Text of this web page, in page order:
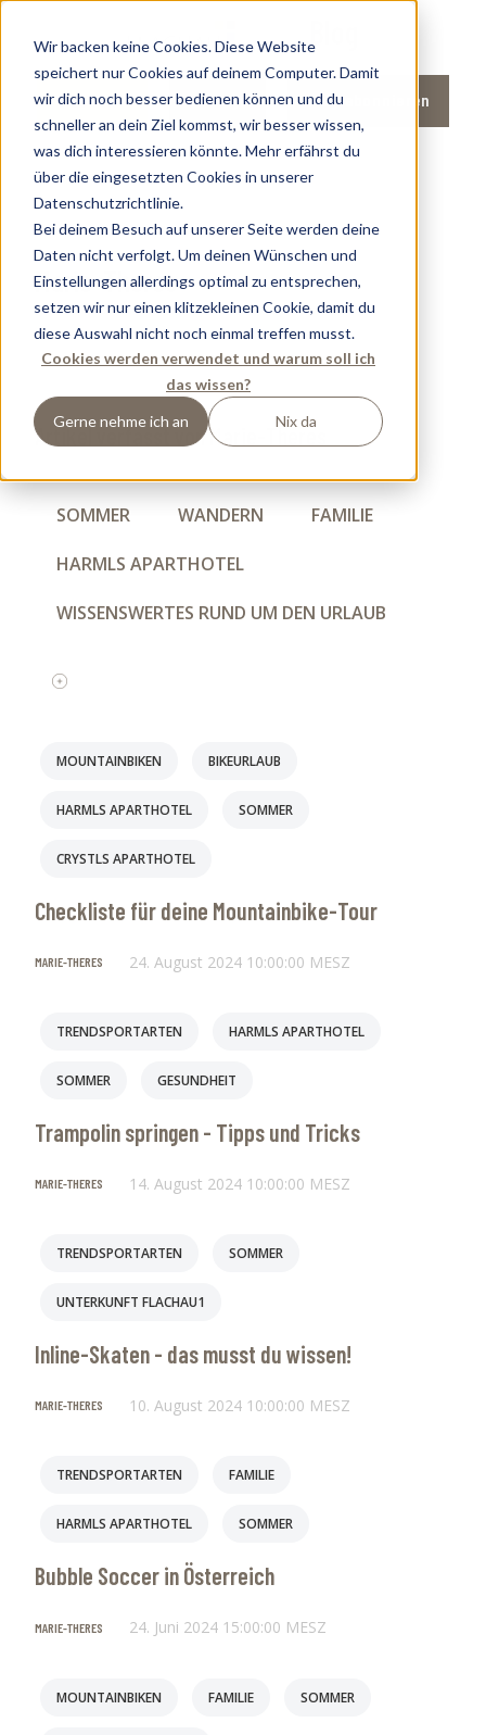
Wir backen keine Cookies. Diese Website
speichert nur Cookies auf deinem Computer. Damit
wir dich noch besser bedienen können und du
schneller an dein Ziel kommst, wir besser wissen,
was dich interessieren könnte. Mehr erfährst du
über die eingesetzten Cookies in unserer
Datenschutzrichtlinie.
Bei deinem Besuch auf unserer Seite werden deine
Daten nicht verfolgt. Um deinen Wünschen und
Einstellungen allerdings optimal zu entsprechen,
setzen wir nur einen klitzekleinen Cookie, damit du
diese Auswahl nicht noch einmal treffen musst.
Cookies werden verwendet und warum soll ich
das wissen?
Gerne nehme ich an Nix da
Buchen Anfrage Blog abonnieren
Marie-Theres
Artikel verfasst von Marie-Theres
SOMMER WANDERN FAMILIE
HARMLS APARTHOTEL
WISSENSWERTES RUND UM DEN URLAUB
CRYSTLS APARTHOTEL
ALTERNATIVE ZUM BIKEN
TRENDSPORTARTEN
STEAKHAUS SCHUSTERHÄUSL
ALTERNATIVEN ZUR PISTE
SKIFAHREN & SNOWBOARDEN
VORBEREITUNG
MOUNTAINBIKEN BIKEURLAUB
HARMLS APARTHOTEL SOMMER
CRYSTLS APARTHOTEL
Checkliste für deine Mountainbike-Tour
MARIE-THERES 24. August 2024 10:00:00 MESZ
TRENDSPORTARTEN HARMLS APARTHOTEL
SOMMER GESUNDHEIT
Trampolin springen - Tipps und Tricks
MARIE-THERES 14. August 2024 10:00:00 MESZ
TRENDSPORTARTEN SOMMER
UNTERKUNFT FLACHAU1
Inline-Skaten - das musst du wissen!
MARIE-THERES 10. August 2024 10:00:00 MESZ
TRENDSPORTARTEN FAMILIE
HARMLS APARTHOTEL SOMMER
Bubble Soccer in Österreich
MARIE-THERES 24. Juni 2024 15:00:00 MESZ
MOUNTAINBIKEN FAMILIE SOMMER